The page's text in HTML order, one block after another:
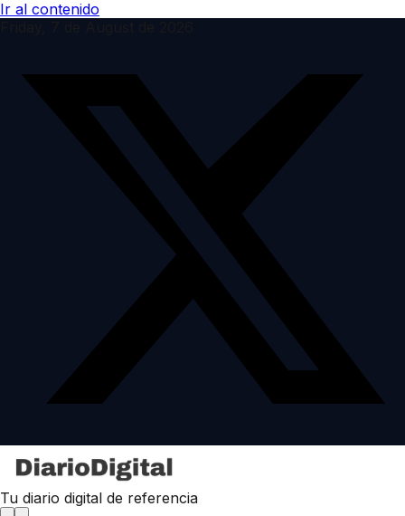
Ir al contenido
Tu diario digital de referencia